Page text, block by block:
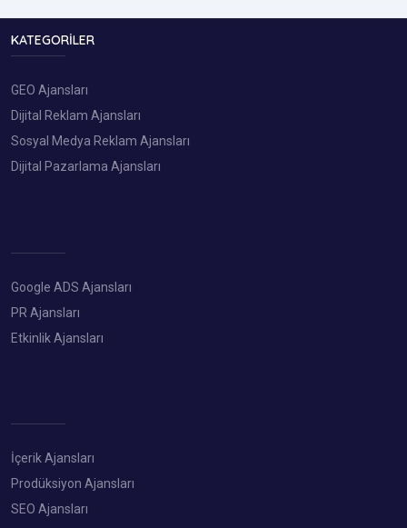
KATEGORILER
GEO Ajansları
Dijital Reklam Ajansları
Sosyal Medya Reklam Ajansları
Dijital Pazarlama Ajansları
Google ADS Ajansları
PR Ajansları
Etkinlik Ajansları
İçerik Ajansları
Prodüksiyon Ajansları
SEO Ajansları